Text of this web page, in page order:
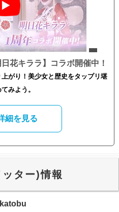
花キララ】コラボ開催中！
がり！美少女と歴史をタップリ堪
みよう。
細を見る
ター)情報